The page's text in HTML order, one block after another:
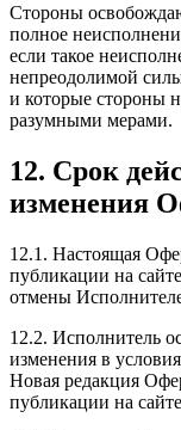
Стороны
полное
если такое
непреодолимой
и которые стороны
разумными мерами.
12. Срок
изменения
12.1. Настоящая
публикации на
отмены
12.2. Исполнитель
изменения в
Новая редакция
публикации на